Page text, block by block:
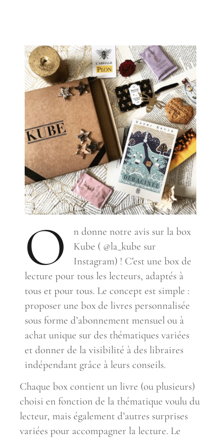
O
n donne notre avis sur la box
Kube ( @la_kube sur
Instagram) ! C’est une box de
lecture pour tous les lecteurs, adaptés à
tous et pour tous. Le concept est simple :
proposer une box de livres personnalisée
sous forme d’abonnement mensuel ou à
achat unique sur des thématiques variées
et donner de la visibilité à des libraires
indépendant grâce à leurs conseils.
Chaque box contient un livre (ou plusieurs)
choisi en fonction de la thématique voulu du
lecteur, mais également d’autres surprises
variées pour accompagner la lecture. Le